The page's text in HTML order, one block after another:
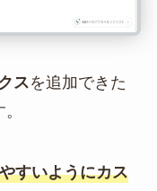
スを追加できた
すいようにカス